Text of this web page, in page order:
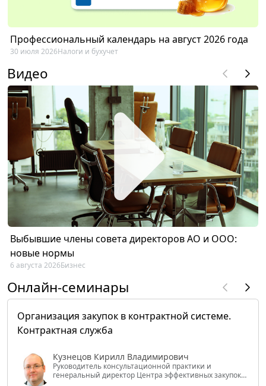
Профессиональный календарь на август 2026 года
30 июля 2026Налоги и бухучет
Видео
Выбывшие члены совета директоров АО и ООО:
новые нормы
6 августа 2026Бизнес
Онлайн-семинары
Организация закупок в контрактной системе.
Контрактная служба
Кузнецов Кирилл Владимирович
Руководитель консультационной практики и
генеральный директор Центра эффективных закупок